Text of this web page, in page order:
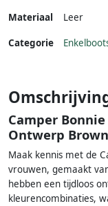
Materiaal
Leer
Categorie
Camper
Ontwerp
Maak kennis met de
vrouwen, gemaakt
hebben een tijdloos
kleurencombinaties,